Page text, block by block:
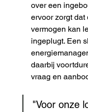
over een
ervoor zorgt
vermogen kan
ingeplugt. Een
daarbij
vraag en
"Voor onze